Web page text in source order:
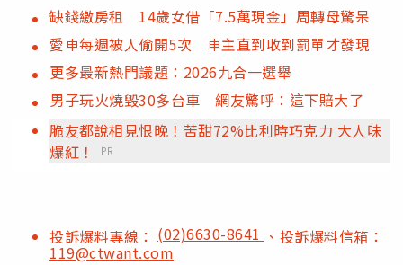
缺錢繳房租 14歲女借「7.5萬現金」周轉母驚呆
愛車每週被人偷開5次 車主直到收到罰單才發現
更多最新熱門議題：2026九合一選舉
男子玩火燒毀30多台車 網友驚呼：這下賠大了
脆友都說相見恨晚！苦甜72%比利時巧克力 大人味
爆紅！
PR
投訴爆料專線： (02)6630-8641 、投訴爆料信箱：
119@ctwant.com